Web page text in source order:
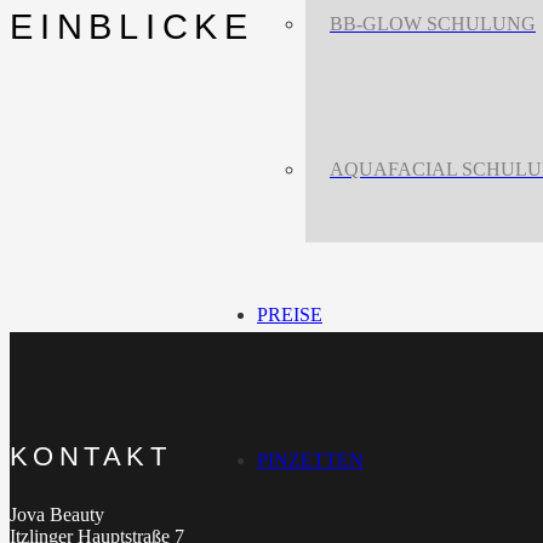
BB-GLOW SCHULUNG
AQUAFACIAL
PREISE
PINZETTEN
EINBLICKE
KONTAKT
Jova Beauty
Itzlinger Hauptstraße 7